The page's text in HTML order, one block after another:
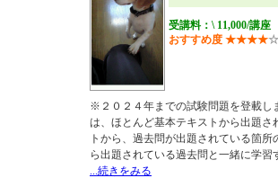
受講料：\ 11,000/講座
おすすめ度 ★★★★☆
※２０２４年までの試験問題を登載し
は、ほとんど基本テキストから出題さ
トから、過去問が出題されている箇
ら出題されている過去問と一緒に学習
...続きをみる